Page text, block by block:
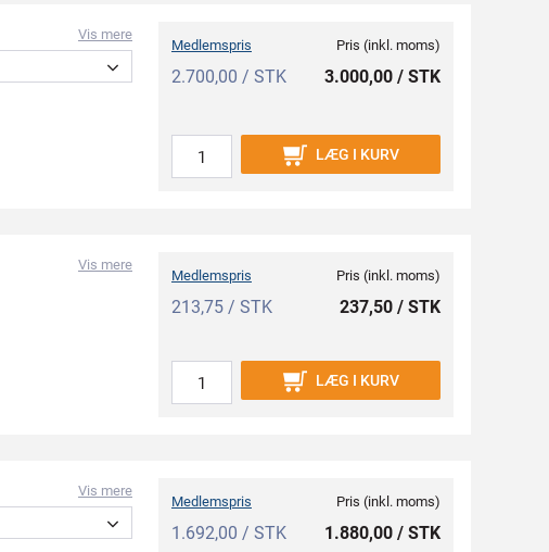
Vis mere
Medlemspris
2.700,00 / STK
Pris (inkl. moms)
3.000,00 / STK
LÆG I KURV
Vis mere
Medlemspris
213,75 / STK
Pris (inkl. moms)
237,50 / STK
LÆG I KURV
Vis mere
Medlemspris
1.692,00 / STK
Pris (inkl. moms)
1.880,00 / STK